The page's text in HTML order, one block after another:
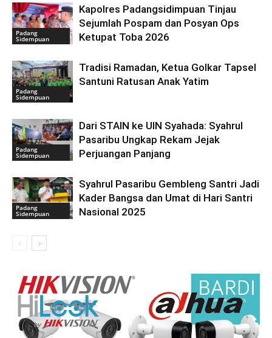
Padang
Sidempuan
Kapolres Padangsidimpuan Tinjau
Sejumlah Pospam dan Posyan Ops
Ketupat Toba 2026
Padang
Sidempuan
Tradisi Ramadan, Ketua Golkar Tapsel
Santuni Ratusan Anak Yatim
Padang
Sidempuan
Dari STAIN ke UIN Syahada: Syahrul
Pasaribu Ungkap Rekam Jejak
Perjuangan Panjang
Padang
Sidempuan
Syahrul Pasaribu Gembleng Santri Jadi
Kader Bangsa dan Umat di Hari Santri
Nasional 2025